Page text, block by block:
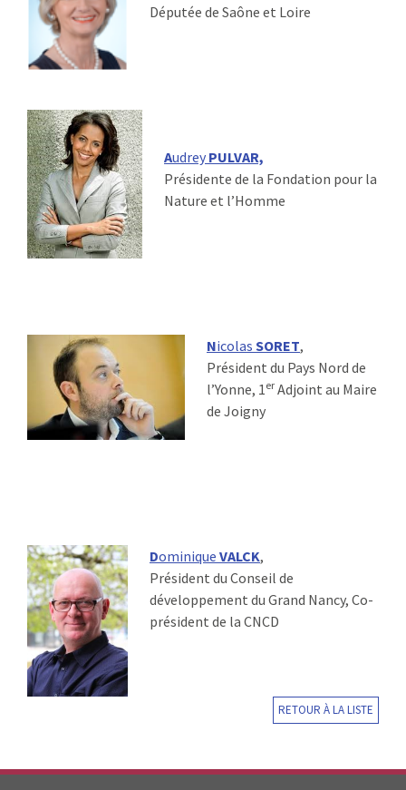
Députée de Saône et Loire
Audrey PULVAR,
Présidente de la Fondation pour la
Nature et l’Homme
Nicolas SORET,
Président du Pays Nord de
l’Yonne, 1er Adjoint au Maire
de Joigny
Dominique VALCK,
Président du Conseil de
développement du Grand Nancy, Co-
président de la CNCD
RETOUR À LA LISTE